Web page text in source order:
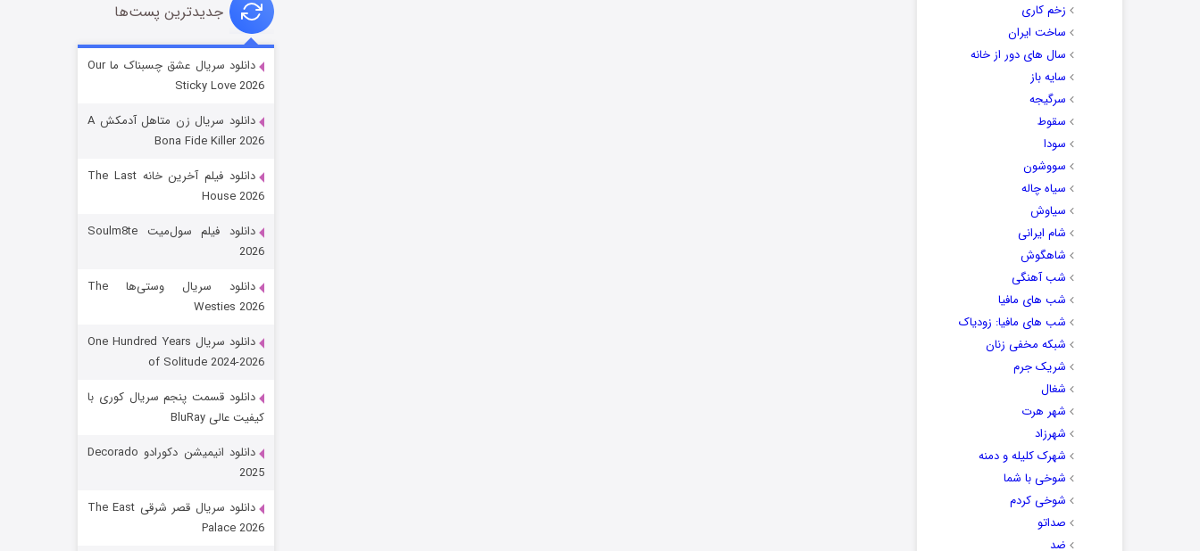
زخم کاری
ساخت ایران
سال های دور از خانه
سایه باز
سرگیجه
سقوط
سودا
سووشون
سیاه چاله
سیاوش
شام ایرانی
شاهگوش
شب آهنگی
شب های مافیا
شب های مافیا: زودیاک
شبکه مخفی زنان
شریک جرم
شغال
شهر هرت
شهرزاد
شهرک کلیله و دمنه
شوخی با شما
شوخی کردم
صداتو
ضد
قسمت۲ (زیرنویس)
شکست استوارت در نجات جهان
قسمت۷ (زیرنویس)
جدیدترین پست‌ها
دانلود سریال عشق چسبناک ما Our
Sticky Love 2026
دانلود سریال زن متاهل آدمکش A
Bona Fide Killer 2026
دانلود فیلم آخرین خانه The Last
House 2026
دانلود فیلم سول‌میت Soulm8te
2026
دانلود سریال وستی‌ها The
Westies 2026
دانلود سریال One Hundred Years
of Solitude 2024-2026
دانلود قسمت پنجم سریال کوری با
کیفیت عالی BluRay
دانلود انیمیشن دکورادو Decorado
2025
دانلود سریال قصر شرقی The East
Palace 2026